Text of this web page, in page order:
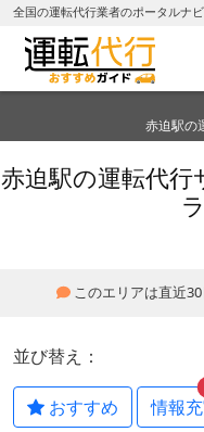
赤迫駅の
赤迫駅の運転代
このエリアは直近
並び替え：
おすすめ 情報